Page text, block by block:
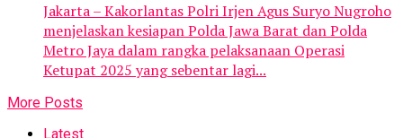
Jakarta – Kakorlantas Polri Irjen Agus Suryo Nugroho
menjelaskan kesiapan Polda Jawa Barat dan Polda
Metro Jaya dalam rangka pelaksanaan Operasi
Ketupat 2025 yang sebentar lagi...
More Posts
Latest